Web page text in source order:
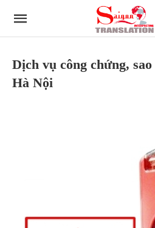
Dịch vụ công chứng,
Hà Nội